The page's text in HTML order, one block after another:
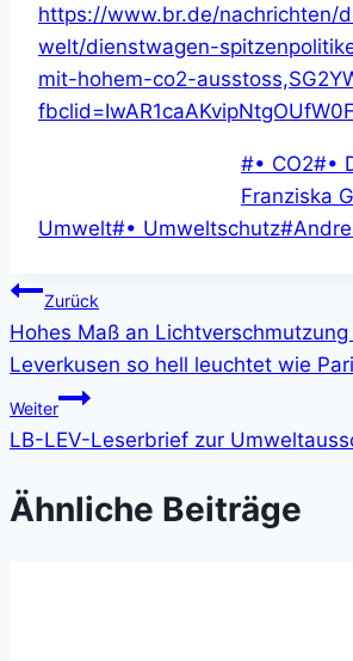
https://www.br.de/nachrichten/
welt/dienstwagen-
mit-hohem-co2-
#• CO2#•
Franziska
Umwelt#• Umweltschutz#
Beitragsnavigation
Zurück
Hohes Maß an Lichtverschmutzung
Leverkusen so hell leuchtet wie
Weiter
LB-LEV-Leserbrief zur
Ähnliche Beiträge